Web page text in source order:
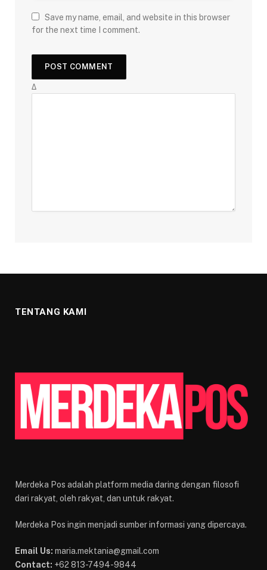
Save my name, email, and website in this browser
for the next time I comment.
Δ
TENTANG KAMI
Merdeka Pos adalah platform media daring dengan filosofi
dari rakyat, oleh rakyat, dan untuk rakyat.
Merdeka Pos ingin menjadi sumber informasi yang dipercaya.
Email Us: maria.mektania@gmail.com
Contact: +62 813-7494-9844